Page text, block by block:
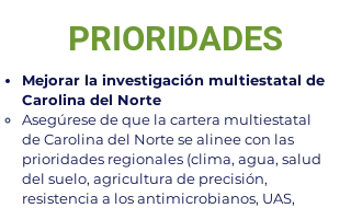
PRIORIDADES
Mejorar la investigación multiestatal de
Carolina del Norte
Asegúrese de que la cartera multiestatal
de Carolina del Norte se alinee con las
prioridades regionales (clima, agua, salud
del suelo, agricultura de precisión,
resistencia a los antimicrobianos, UAS,